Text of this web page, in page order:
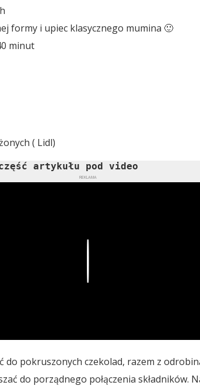
formy i upiec klasycznego mumina 🙂
minut
( Lidl)
artykułu pod video
REKLAMA
do pokruszonych czekolad, razem z
do porządnego połączenia składników.